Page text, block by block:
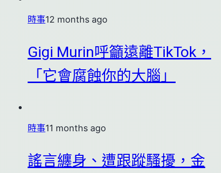
時事12 months ago
Gigi Murin呼籲遠離TikTok，
「它會腐蝕你的大腦」
時事11 months ago
謠言纏身、遭跟蹤騷擾，金